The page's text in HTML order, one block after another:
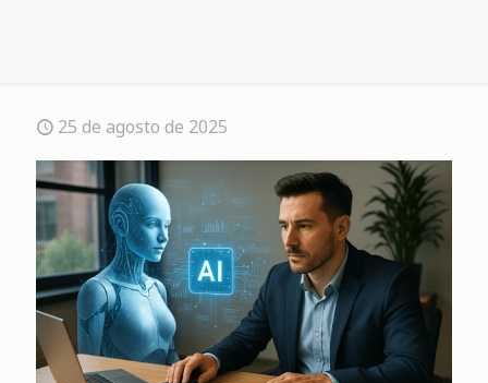
25 de agosto de 2025